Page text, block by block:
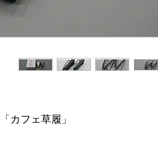
「カフェ草履」で知られる〈